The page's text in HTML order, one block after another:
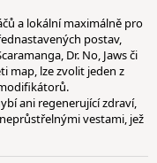
a lokální maximálně pro
postav,
Dr. No, Jaws či
map, lze zvolit jeden z
ani regenerující zdraví,
vestami, jež